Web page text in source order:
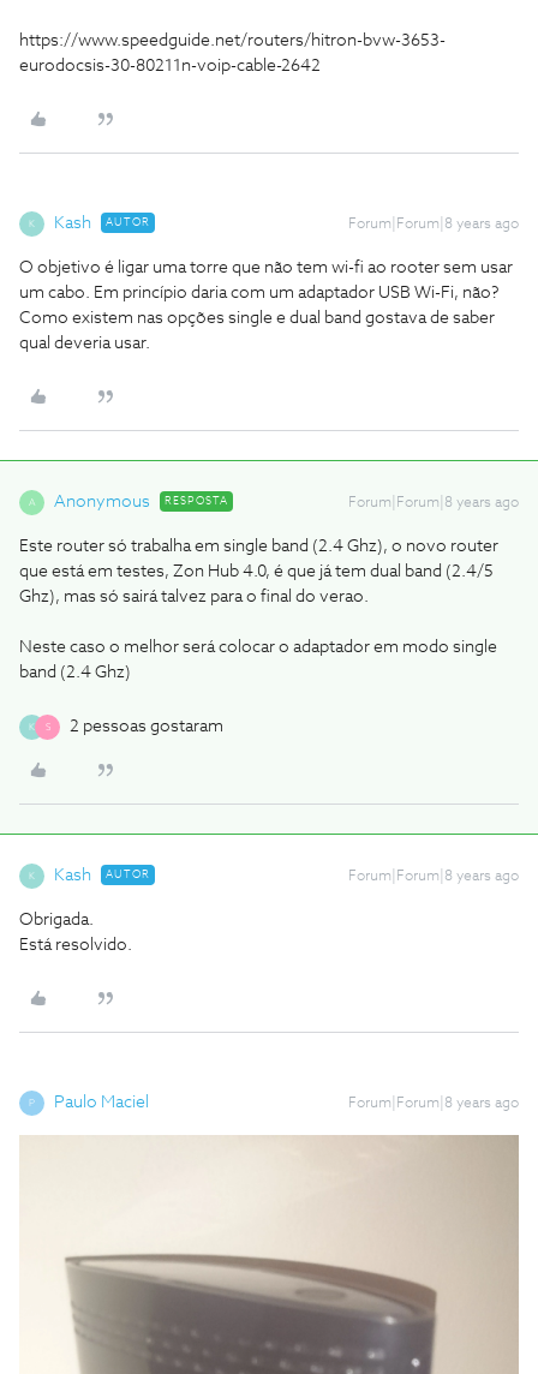
https://www.speedguide.net/routers/hitron-bvw-3653-
eurodocsis-30-80211n-voip-cable-2642
K Kash AUTOR Forum|Forum|8 years ago
O objetivo é ligar uma torre que não tem wi-fi ao rooter sem usar
um cabo. Em princípio daria com um adaptador USB Wi-Fi, não?
Como existem nas opções single e dual band gostava de saber
qual deveria usar.
A Anonymous RESPOSTA Forum|Forum|8 years ago
Este router só trabalha em single band (2.4 Ghz), o novo router
que está em testes, Zon Hub 4.0, é que já tem dual band (2.4/5
Ghz), mas só sairá talvez para o final do verao.
Neste caso o melhor será colocar o adaptador em modo single
band (2.4 Ghz)
K S 2 pessoas gostaram
K Kash AUTOR Forum|Forum|8 years ago
Obrigada.
Está resolvido.
P Paulo Maciel Forum|Forum|8 years ago